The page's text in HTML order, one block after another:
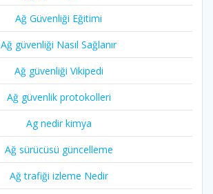
Ağ Güvenliği Eğitimi
Ağ güvenliği Nasıl Sağlanır
Ağ güvenliği Vikipedi
Ağ güvenlik protokolleri
Ag nedir kimya
Ağ sürücüsü güncelleme
Ağ trafiği izleme Nedir